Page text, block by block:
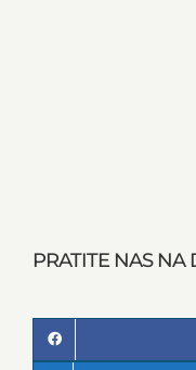
PRATITE NAS